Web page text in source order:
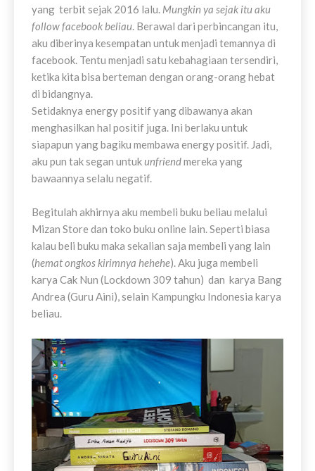
yang terbit sejak 2016 lalu. Mungkin ya sejak itu aku
follow facebook beliau. Berawal dari perbincangan itu,
aku diberinya kesempatan untuk menjadi temannya di
facebook. Tentu menjadi satu kebahagiaan tersendiri,
ketika kita bisa berteman dengan orang-orang hebat
di bidangnya.
Setidaknya energy positif yang dibawanya akan
menghasilkan hal positif juga. Ini berlaku untuk
siapapun yang bagiku membawa energy positif. Jadi,
aku pun tak segan untukunfriendmereka yang
bawaannya selalu negatif.
Begitulah akhirnya aku membeli buku beliau melalui
Mizan Store dan toko buku online lain. Seperti biasa
kalau beli buku maka sekalian saja membeli yang lain
(hemat ongkos kirimnya hehehe). Aku juga membeli
karya Cak Nun (Lockdown 309 tahun) dan karya Bang
Andrea (Guru Aini), selain Kampungku Indonesia karya
beliau.